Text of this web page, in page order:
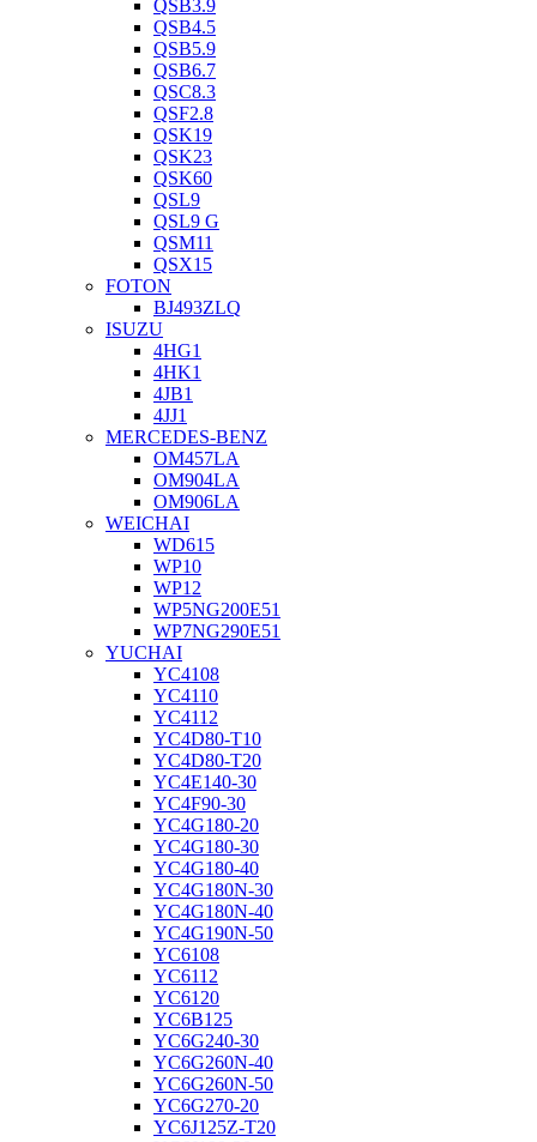
QSB3.9
QSB4.5
QSB5.9
QSB6.7
QSC8.3
QSF2.8
QSK19
QSK23
QSK60
QSL9
QSL9 G
QSM11
QSX15
FOTON
BJ493ZLQ
ISUZU
4HG1
4HK1
4JB1
4JJ1
MERCEDES-BENZ
OM457LA
OM904LA
OM906LA
WEICHAI
WD615
WP10
WP12
WP5NG200E51
WP7NG290E51
YUCHAI
YC4108
YC4110
YC4112
YC4D80-T10
YC4D80-T20
YC4E140-30
YC4F90-30
YC4G180-20
YC4G180-30
YC4G180-40
YC4G180N-30
YC4G180N-40
YC4G190N-50
YC6108
YC6112
YC6120
YC6B125
YC6G240-30
YC6G260N-40
YC6G260N-50
YC6G270-20
YC6J125Z-T20